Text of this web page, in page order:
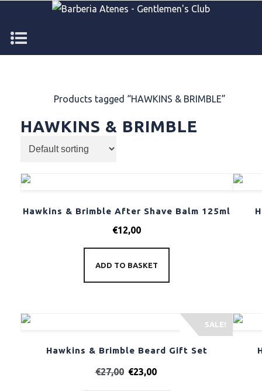
Products tagged “HAWKINS & BRIMBLE”
HAWKINS & BRIMBLE
Hawkins & Brimble After Shave Balm 125ml
€12,00
ADD TO BASKET
SALE!
Hawkins & Brimble Beard Gift Set
€27,00 €23,00